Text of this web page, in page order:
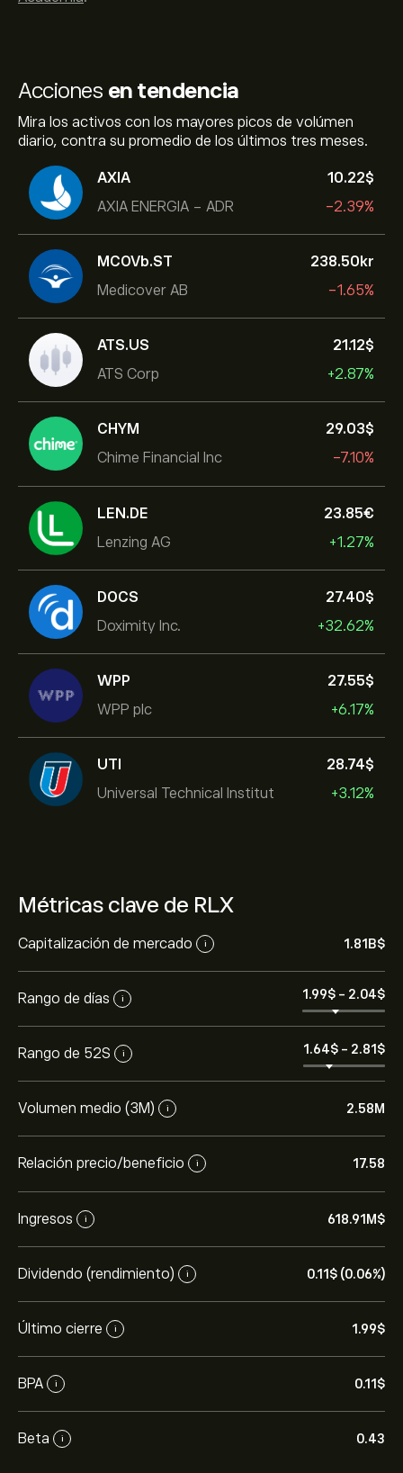
Acciones en tendencia
Mira los activos con los mayores picos de volúmen
diario, contra su promedio de los últimos tres meses.
AXIA
AXIA ENERGIA - ADR
10.22‎$‎
-2.39%
MCOVb.ST
Medicover AB
238.50‎kr‎
-1.65%
ATS.US
ATS Corp
21.12‎$‎
+2.87%
CHYM
Chime Financial Inc
29.03‎$‎
-7.10%
LEN.DE
Lenzing AG
23.85‎€‎
+1.27%
DOCS
Doximity Inc.
27.40‎$‎
+32.62%
WPP
WPP plc
27.55‎$‎
+6.17%
UTI
Universal Technical Institut
28.74‎$‎
+3.12%
Métricas clave de RLX
Capitalización de mercado i 1.81B‎$‎
Rango de días i 1.99‎$‎ - 2.04‎$‎
Rango de 52S i 1.64‎$‎ - 2.81‎$‎
Volumen medio (3M) i 2.58M
Relación precio/beneficio i 17.58
Ingresos i 618.91M‎$‎
Dividendo (rendimiento) i 0.11‎$‎ (0.06%)
Último cierre i 1.99‎$‎
BPA i 0.11‎$‎
Beta i 0.43